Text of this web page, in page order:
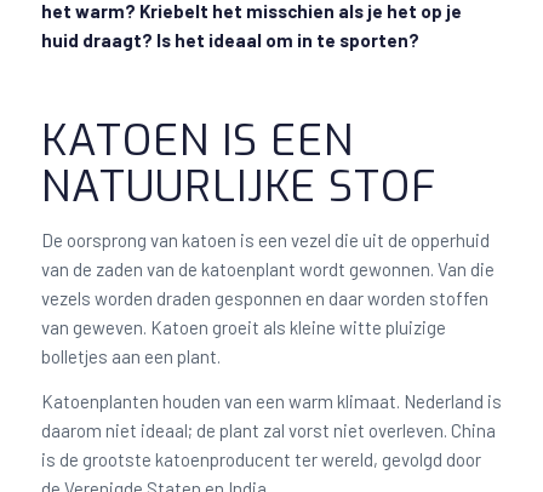
het warm? Kriebelt het misschien als je het op je
huid draagt? Is het ideaal om in te sporten?
KATOEN IS EEN
NATUURLIJKE STOF
De oorsprong van katoen is een vezel die uit de opperhuid
van de zaden van de katoenplant wordt gewonnen. Van die
vezels worden draden gesponnen en daar worden stoffen
van geweven. Katoen groeit als kleine witte pluizige
bolletjes aan een plant.
Katoenplanten houden van een warm klimaat. Nederland is
daarom niet ideaal; de plant zal vorst niet overleven. China
is de grootste katoenproducent ter wereld, gevolgd door